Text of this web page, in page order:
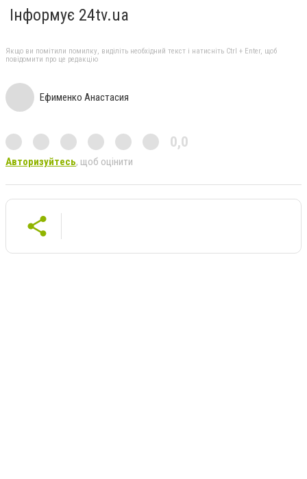
Інформує 24tv.ua
Якщо ви помітили помилку, виділіть необхідний текст і натисніть Ctrl + Enter, щоб
повідомити про це редакцію
Ефименко Анастасия
0,0
Авторизуйтесь, щоб оцінити